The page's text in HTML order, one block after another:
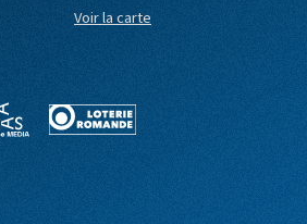
Voir la carte